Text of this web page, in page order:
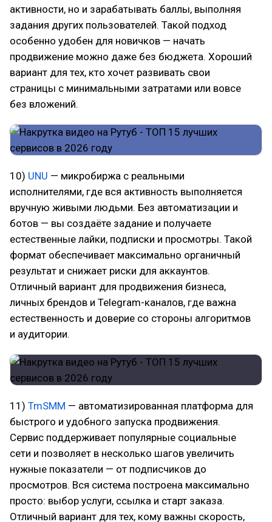
активности, но и зарабатывать баллы, выполняя
задания других пользователей. Такой подход
особенно удобен для новичков — начать
продвижение можно даже без бюджета. Хороший
вариант для тех, кто хочет развивать свои
страницы с минимальными затратами или вовсе
без вложений.
10) UNU — микробиржа с реальными
исполнителями, где вся активность выполняется
вручную живыми людьми. Без автоматизации и
ботов — вы создаёте задание и получаете
естественные лайки, подписки и просмотры. Такой
формат обеспечивает максимально органичный
результат и снижает риски для аккаунтов.
Отличный вариант для продвижения бизнеса,
личных брендов и Telegram-каналов, где важна
естественность и доверие со стороны алгоритмов
и аудитории.
11) TmSMM — автоматизированная платформа для
быстрого и удобного запуска продвижения.
Сервис поддерживает популярные социальные
сети и позволяет в несколько шагов увеличить
нужные показатели — от подписчиков до
просмотров. Вся система построена максимально
просто: выбор услуги, ссылка и старт заказа.
Отличный вариант для тех, кому важны скорость,